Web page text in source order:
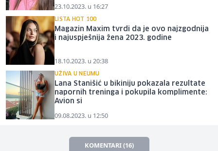
23.10.2023. u 16:27
LISTA HOT 100
Magazin Maxim tvrdi da je ovo najzgodnija
i najuspješnija žena 2023. godine
18.10.2023. u 20:38
UŽIVA U NEUMU
Lana Stanišić u bikiniju pokazala rezultate
napornih treninga i pokupila komplimente:
Avion si
09.08.2023. u 12:50
KOMENTARI (16)